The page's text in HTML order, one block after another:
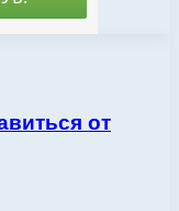
от